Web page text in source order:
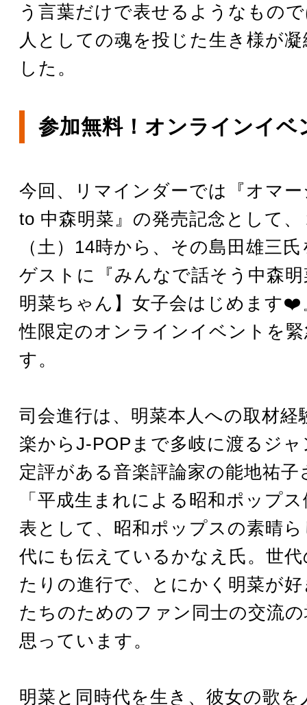
う言葉だけで表せるようなもの
人としての魂を投じた生き様が
した。
参加無料！オンラインイベ
今回、リマインダーでは『オマ
to 中森明菜』の発売記念として、
（土）14時から、その島田雄三
ゲストに『みんなで話そう中森
明菜ちゃん】女子会はじめます❤️
性限定のオンラインイベントを
す。
司会進行は、明菜本人への取材経
楽からJ-POPまで多岐に渡るジ
定評がある音楽評論家の能地祐
「平成生まれによる昭和ポップ
表として、昭和ポップスの素晴
代にも伝えているかなえ氏。世
たりの進行で、とにかく明菜が
たちのためのファン同士の交流
思っています。
明菜と同時代を生き、彼女の歌を